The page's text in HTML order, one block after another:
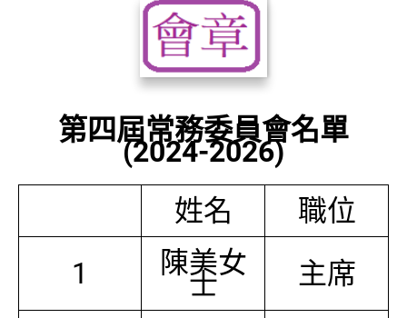
第四屆常務委員會名單
(2024-2026)
姓名
職位
1
陳美女
士 主席